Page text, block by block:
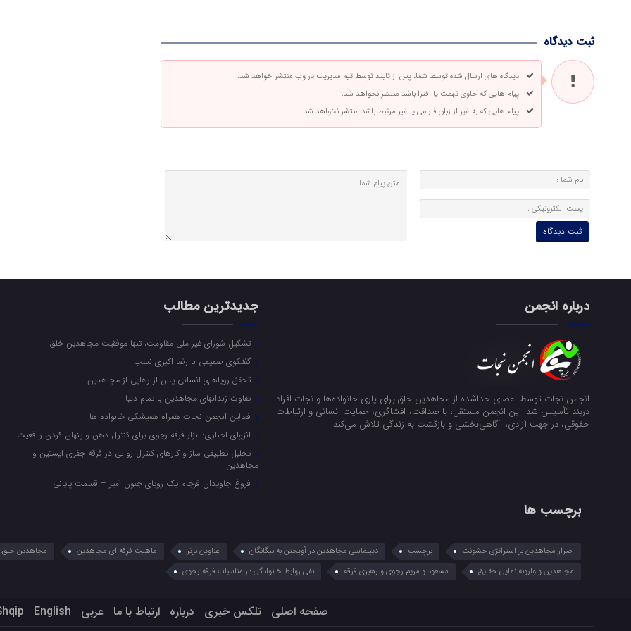
ثبت دیدگاه
دیدگاه های ارسال شده توسط شما، پس از تایید توسط تیم مدیریت در وب منتشر خواهد شد.
پیام هایی که حاوی تهمت یا افترا باشد منتشر نخواهد شد.
پیام هایی که به غیر از زبان فارسی یا غیر مرتبط باشد منتشر نخواهد شد.
درباره انجمن
انجمن نجات توسط اعضای جداشده از مجاهدین خلق برای یاری خانواده‌ها و نجات افراد
دربند تأسیس شد. این انجمن مستقل، با صداقت، افشاگری، حمایت انسانی و ارتباطات
حقوقی، در جهت آزادی، آگاهی‌بخشی و بازگشت به زندگی تلاش می‌کند.
جدیدترین مطالب
تشکیل شورای غیر ملی مقاومت، تنها موفقیت مجاهدین خلق
گفتگوی صمیمی با رضا اکبری نسب
تحقق رویاهای انسانی پس از رهایی از مجاهدین
تفاوت زندانهای مجاهدین با تمام دنیا
فعالین انجمن نجات همراه همیشگی خانواده ها
انزوای اجباری؛ ابزار فرقه رجوی برای کنترل ذهن و پنهان کردن واقعیت
تحلیل تطبیقی ساز و کارهای کنترل روانی در فرقه جفری اپستین و
مجاهدین
فروغ جاویدان فرجام یک رویای جنون آمیز – قسمت پایانی
برچسب ها
اصرار مجاهدین بر استراتژی خشونت برچسب دیپلماسی مجاهدین در آویختن به بیگانگان عناوین برتر ماهیت فرقه ای مجاهدین مجاهدین
مجاهدین و وارونه نمایی حقایق
مسعود و مریم رجوی و رهبری فرقه نفی روابط خانوادگی در مناسبات فرقه رجوی
صفحه اصلی تلکس خبری درباره ارتباط با ما عربي English